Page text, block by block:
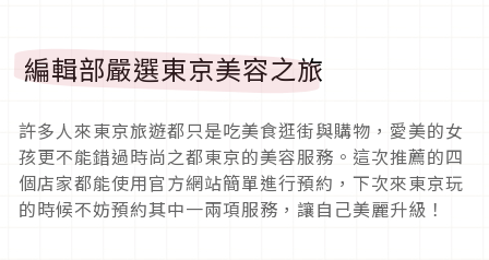
編輯部嚴選東京美容之旅
許多人來東京旅遊都只是吃美食逛街與購物，愛美的女
孩更不能錯過時尚之都東京的美容服務。這次推薦的四
個店家都能使用官方網站簡單進行預約，下次來東京玩
的時候不妨預約其中一兩項服務，讓自己美麗升級！